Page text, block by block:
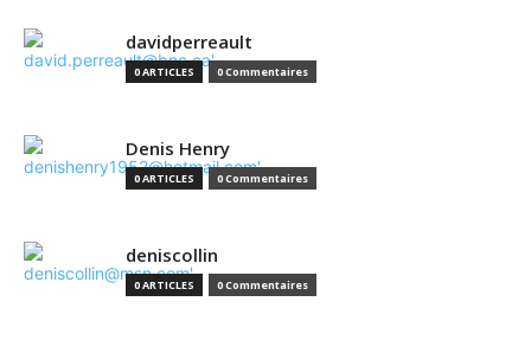
davidperreault
0 ARTICLES 0 Commentaires
Denis Henry
0 ARTICLES 0 Commentaires
deniscollin
0 ARTICLES 0 Commentaires